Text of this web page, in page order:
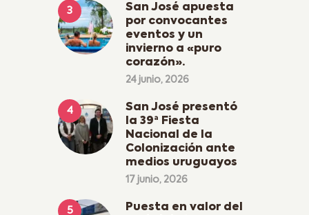
San José apuesta
por convocantes
eventos y un
invierno a «puro
corazón».
24 junio, 2026
San José presentó
la 39ª Fiesta
Nacional de la
Colonización ante
medios uruguayos
17 junio, 2026
Puesta en valor del